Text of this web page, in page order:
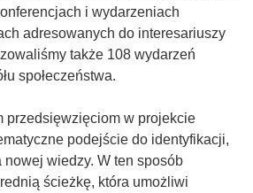
i wydarzeniach
adresowanych do interesariuszy
także 108 wydarzeń
społeczeństwa.
przedsięwzięciom w projekcie
podejście do identyfikacji,
wiedzy. W ten sposób
ścieżkę, która umożliwi